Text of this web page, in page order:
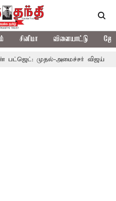
சினிமா விளையாட்டு
அமைச்சர் விஜய் தமிழக